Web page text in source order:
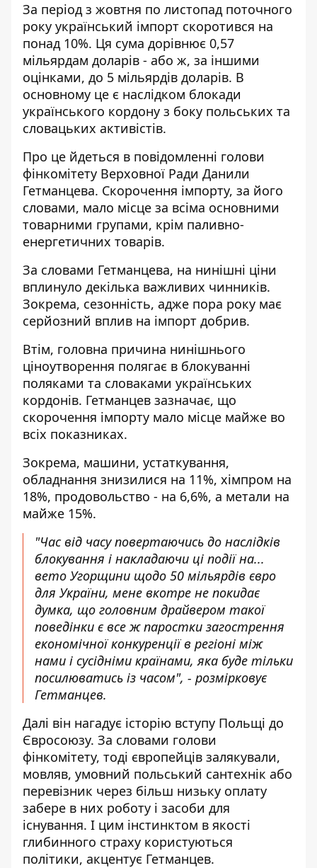
За період з жовтня по листопад поточного
року український імпорт скоротився на
понад 10%. Ця сума дорівнює 0,57
мільярдам доларів - або ж, за іншими
оцінками, до 5 мільярдів доларів. В
основному це є наслідком блокади
українського кордону з боку польських та
словацьких активістів.
Про це йдеться в повідомленні голови
фінкомітету Верховної Ради Данили
Гетманцева. Скорочення імпорту, за його
словами, мало місце за всіма основними
товарними групами, крім паливно-
енергетичних товарів.
За словами Гетманцева, на нинішні ціни
вплинуло декілька важливих чинників.
Зокрема, сезонність, адже пора року має
серйозний вплив на імпорт добрив.
Втім, головна причина нинішнього
ціноутворення полягає в блокуванні
поляками та словаками українських
кордонів. Гетманцев зазначає, що
скорочення імпорту мало місце майже во
всіх показниках.
Зокрема, машини, устаткування,
обладнання знизилися на 11%, хімпром на
18%, продовольство - на 6,6%, а метали на
майже 15%.
"Час від часу повертаючись до наслідків
блокування і накладаючи ці події на...
вето Угорщини щодо 50 мільярдів євро
для України, мене вкотре не покидає
думка, що головним драйвером такої
поведінки є все ж паростки загострення
економічної конкуренції в регіоні між
нами і сусідніми країнами, яка буде тільки
посилюватись із часом", - розмірковує
Гетманцев.
Далі він нагадує історію вступу Польщі до
Євросоюзу. За словами голови
фінкомітету, тоді європейців залякували,
мовляв, умовний польський сантехнік або
перевізник через більш низьку оплату
забере в них роботу і засоби для
існування. І цим інстинктом в якості
глибинного страху користуються
політики, акцентує Гетманцев.